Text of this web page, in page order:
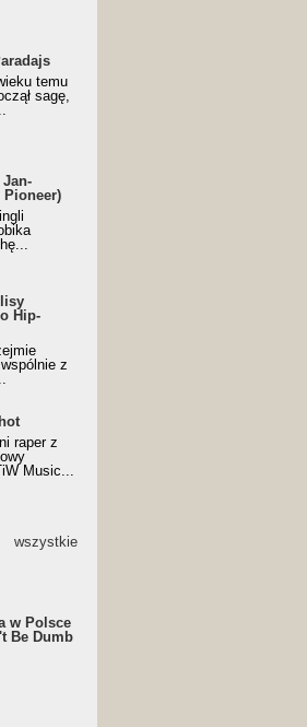
za
temu
sagę,
Pioneer)
Hip-
z
raper z
Music...
wszystkie
w Polsce
Be Dumb